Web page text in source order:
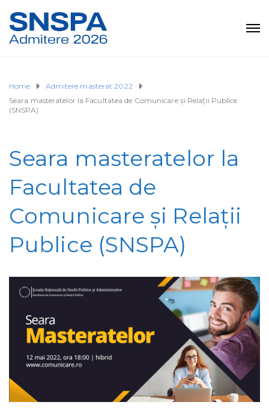
Home
Admitere masterat 2022
Seara masteratelor la Facultatea de Comunicare și Relații Publice
(SNSPA)
Seara masteratelor la
Facultatea de
Comunicare și Relații
Publice (SNSPA)